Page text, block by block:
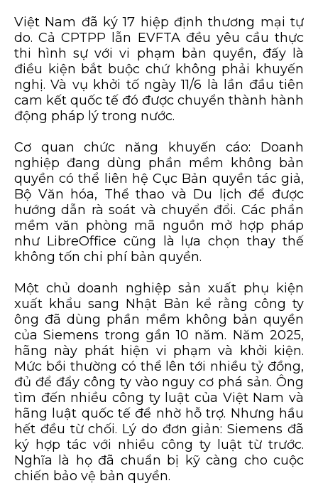
Việt Nam đã ký 17 hiệp định thương mại tự
do. Cả CPTPP lẫn EVFTA đều yêu cầu thực
thi hình sự với vi phạm bản quyền, đấy là
điều kiện bắt buộc chứ không phải khuyến
nghị. Và vụ khởi tố ngày 11/6 là lần đầu tiên
cam kết quốc tế đó được chuyển thành hành
động pháp lý trong nước.
Cơ quan chức năng khuyến cáo: Doanh
nghiệp đang dùng phần mềm không bản
quyền có thể liên hệ Cục Bản quyền tác giả,
Bộ Văn hóa, Thể thao và Du lịch để được
hướng dẫn rà soát và chuyển đổi. Các phần
mềm văn phòng mã nguồn mở hợp pháp
như LibreOffice cũng là lựa chọn thay thế
không tốn chi phí bản quyền.
Một chủ doanh nghiệp sản xuất phụ kiện
xuất khẩu sang Nhật Bản kể rằng công ty
ông đã dùng phần mềm không bản quyền
của Siemens trong gần 10 năm. Năm 2025,
hãng này phát hiện vi phạm và khởi kiện.
Mức bồi thường có thể lên tới nhiều tỷ đồng,
đủ để đẩy công ty vào nguy cơ phá sản. Ông
tìm đến nhiều công ty luật của Việt Nam và
hãng luật quốc tế để nhờ hỗ trợ. Nhưng hầu
hết đều từ chối. Lý do đơn giản: Siemens đã
ký hợp tác với nhiều công ty luật từ trước.
Nghĩa là họ đã chuẩn bị kỹ càng cho cuộc
chiến bảo vệ bản quyền.